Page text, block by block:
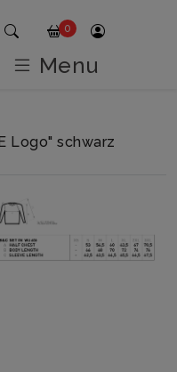
Logo" schwarz
0
Menu